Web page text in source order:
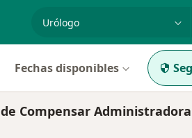
especialidad, enfermedad o
Fechas disponibles
Compensar Administradora